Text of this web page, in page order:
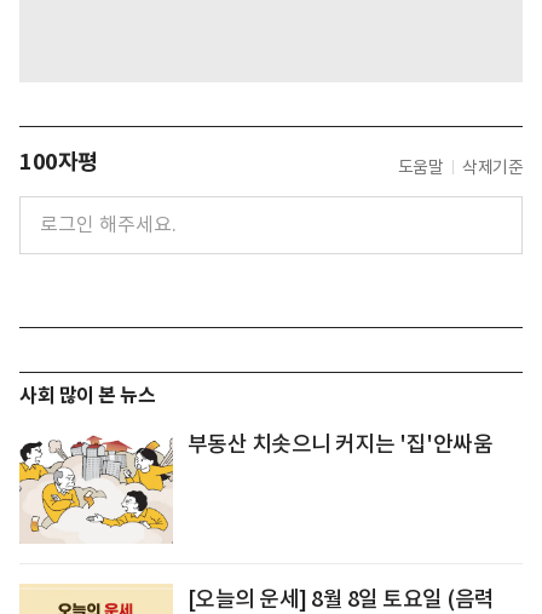
100자평 도움말 삭제기준
사회 많이 본 뉴스
부동산 치솟으니 커지는 '집'안싸움
[오늘의 운세] 8월 8일 토요일 (음력